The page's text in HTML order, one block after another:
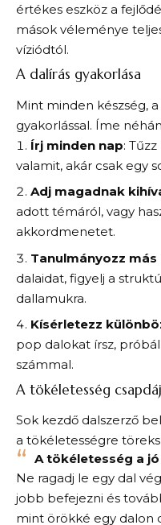
értékes eszköz a
mások véleménye
víziódtól.
A dalírás gyakorlása
Mint minden készség,
gyakorlással. Íme
Írj minden nap:
valamit, akár csak egy
Adj magadnak
adott témáról, vagy
akkordmenetet.
Tanulmányozz
dalaidat, figyelj a
dallamukra.
Kísérletezz
pop dalokat írsz,
számmal.
A tökéletesség
Sok kezdő dalszerző
a tökéletességre
A tökéletesség a
Ne ragadj le egy dal
jobb befejezni és
mint örökké egy dalon